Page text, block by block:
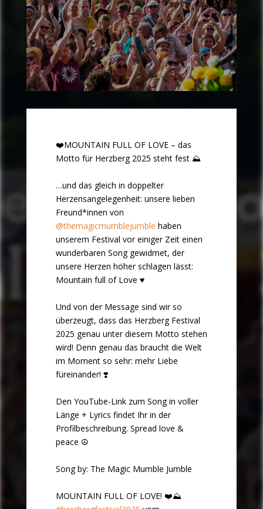
❤️MOUNTAIN FULL OF LOVE – das
Motto für Herzberg 2025 steht fest ⛰️
…und das gleich in doppelter
Herzensangelegenheit: unsere lieben
Freund*innen von
@themagicmumblejumble haben
unserem Festival vor einiger Zeit einen
wunderbaren Song gewidmet, der
unsere Herzen höher schlagen lässt:
Mountain full of Love ♥️
Und von der Message sind wir so
überzeugt, dass das Herzberg Festival
2025 genau unter diesem Motto stehen
wird! Denn genau das braucht die Welt
im Moment so sehr: mehr Liebe
füreinander! ❣️
Den YouTube-Link zum Song in voller
Länge + Lyrics findet Ihr in der
Profilbeschreibung. Spread love &
peace ☮️
Song by: The Magic Mumble Jumble
MOUNTAIN FULL OF LOVE! ❤️⛰️